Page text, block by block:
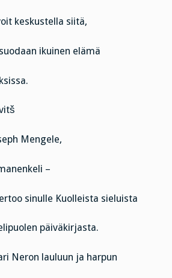
keskustella siitä,
ikuinen elämä
Mengele,
–
sinulle Kuolleista sieluista
päiväkirjasta.
Neron lauluun ja harpun